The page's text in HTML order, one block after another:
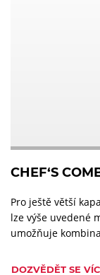
CHEF‘S
Pro ještě větší
lze výše uvedené
umožňuje
DOZVĚDĚT SE